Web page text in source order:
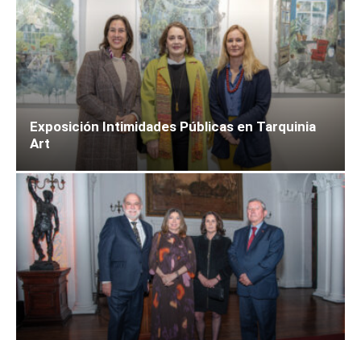
Exposición Intimidades Públicas en Tarquinia
Art